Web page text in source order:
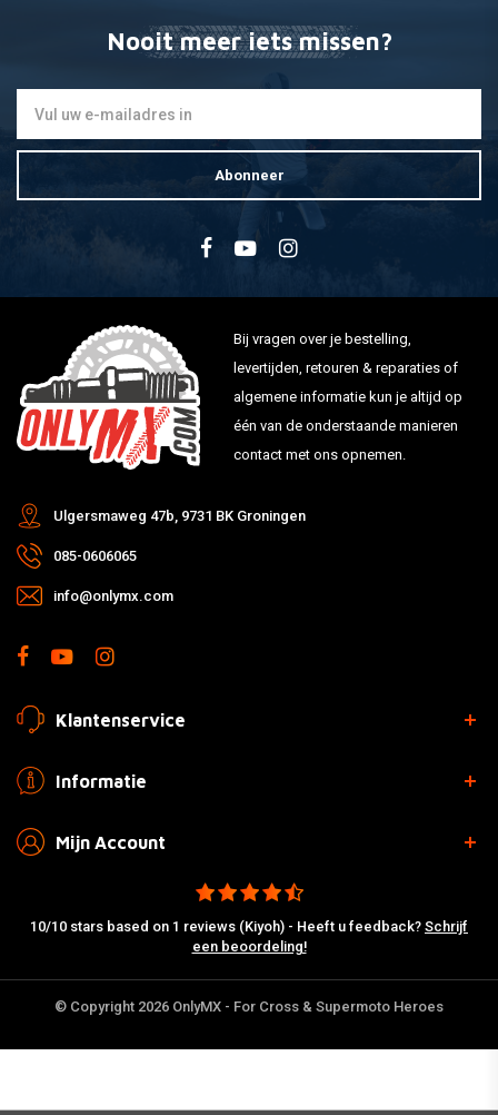
Nooit meer iets missen?
Abonneer
Bij vragen over je bestelling,
levertijden, retouren & reparaties of
algemene informatie kun je altijd op
één van de onderstaande manieren
contact met ons opnemen.
Ulgersmaweg 47b, 9731 BK Groningen
085-0606065
info@onlymx.com
Klantenservice
Informatie
Mijn Account
10/10 stars based on 1 reviews (Kiyoh) - Heeft u feedback? Schrijf
een beoordeling!
© Copyright 2026 OnlyMX - For Cross & Supermoto Heroes